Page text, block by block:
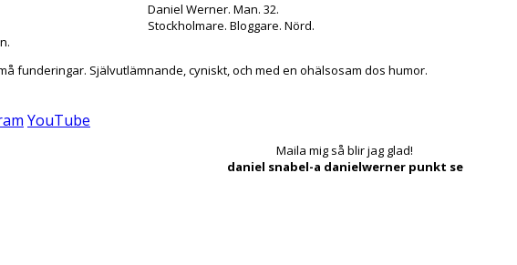
Daniel Werner. Man. 32.
Stockholmare. Bloggare. Nörd.
funderingar. Självutlämnande, cyniskt, och med en ohälsosam dos humor.
YouTube
Maila mig så blir jag glad!
daniel snabel-a danielwerner punkt se